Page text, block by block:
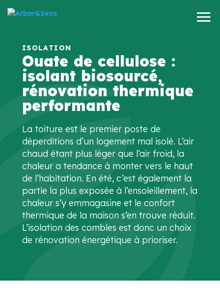
Ouate de cellulose :
isolant biosourcé,
rénovation thermique
performante
La toiture est le premier poste de
déperditions d’un logement mal isolé. L’air
chaud étant plus léger que l’air froid, la
chaleur a tendance à monter vers le haut
de l’habitation. En été, c’est également la
partie la plus exposée à l’ensoleillement, la
chaleur s’y emmagasine et le confort
thermique de la maison s’en trouve réduit.
L’isolation des combles est donc un choix
de rénovation énergétique à prioriser.